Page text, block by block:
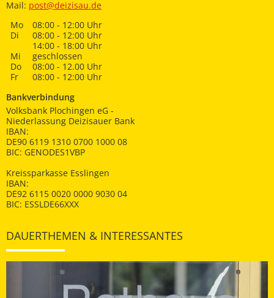
Mail: post@deizisau.de
Mo
08:00 - 12:00 Uhr
Di
08:00 - 12:00 Uhr
14:00 - 18:00 Uhr
Mi
geschlossen
Do
08:00 - 12.00 Uhr
Fr
08:00 - 12:00 Uhr
Bankverbindung
Volksbank Plochingen eG -
Niederlassung Deizisauer Bank
IBAN:
DE90 6119 1310 0700 1000 08
BIC: GENODES1VBP
Kreissparkasse Esslingen
IBAN:
DE92 6115 0020 0000 9030 04
BIC: ESSLDE66XXX
DAUERTHEMEN & INTERESSANTES